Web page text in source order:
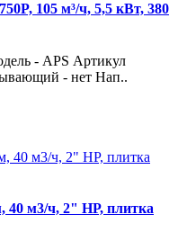
105 м³/ч, 5,5 кВт, 380
- APS Артикул
- нет Нап..
40 м3/ч, 2" НР, плитка